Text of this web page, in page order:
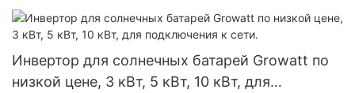
кВт, 8 кВт, 10 кВт для жилых домов с сетевым
инвертором Growatt.
Инвертор для солнечных батарей Growatt по
низкой цене, 3 кВт, 5 кВт, 10 кВт, для